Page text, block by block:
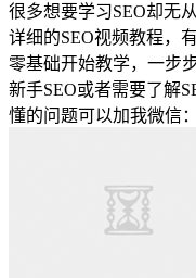
很多想要学习SEO却无
详细的SEO视频教程，
零基础开始教学，一步
新手SEO或者需要了解
懂的问题可以加我微信：